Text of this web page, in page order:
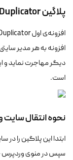
پلاگینDuplicator
افزونه به هر مدیر
دیگر مهاجرت نماید و
است.
نحوه انتقال سایت
ابتدا این پلاگین را در